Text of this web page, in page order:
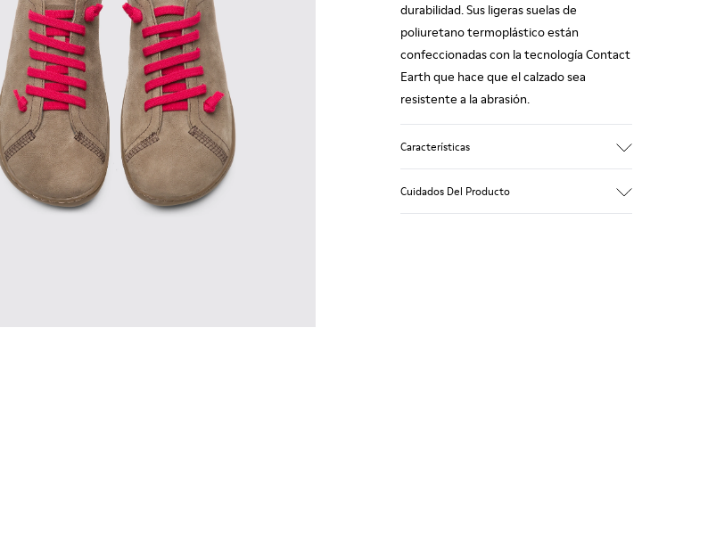
durabilidad. Sus ligeras suelas de
poliuretano termoplástico están
confeccionadas con la tecnología Contact
Earth que hace que el calzado sea
resistente a la abrasión.
Características
Cuidados Del Producto